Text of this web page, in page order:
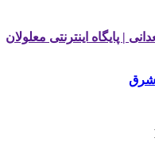
| پایگاه اینترنتی معلولان